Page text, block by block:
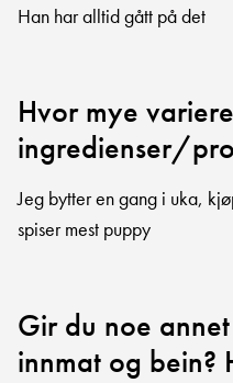
Han har alltid gått på det
Hvor mye
ingredienser/
Jeg bytter en gang i uka,
spiser mest puppy
Gir du noe
innmat og bein?